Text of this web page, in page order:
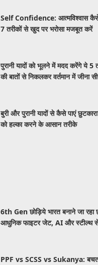
Self Confidence: आत्मविश्वास
7 तरीकों से खुद पर भरोसा मजबूत करें
पुरानी यादों को भूलने में मदद करेंगे ये 5
की बातों से निकलकर वर्तमान में जीना
बुरी और पुरानी यादों से कैसे पाएं
को हल्का करने के आसान तरीके
6th Gen छोड़िये भारत बनाने जा रहा
आधुनिक फाइटर जेट, AI और स्टील्थ से
PPF vs SCSS vs Sukanya: